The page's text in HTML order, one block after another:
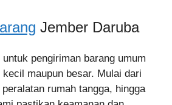
Jember Daruba
pengiriman barang umum
maupun besar. Mulai dari
rumah tangga, hingga